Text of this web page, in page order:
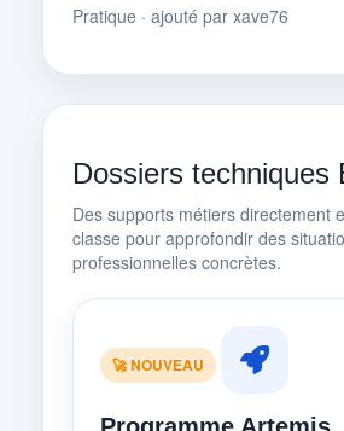
Pratique · ajouté par xave76
Dossiers techniques
Des supports métiers directement
classe pour approfondir des
professionnelles concrètes.
🚀 NOUVEAU